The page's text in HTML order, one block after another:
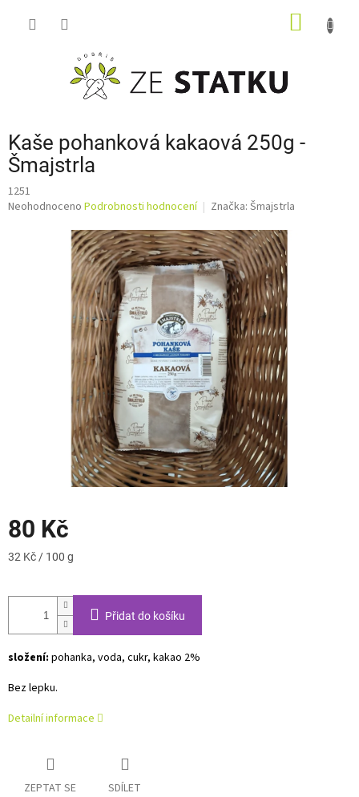
Kaše pohanková kakaová 250g -
Šmajstrla
1251
Průměrné
Neohodnoceno Podrobnosti hodnocení Značka: Šmajstrla
80 Kč
Měrná
32 Kč / 100 g
Přidat do košíku
složení: pohanka, voda, cukr, kakao 2%
Bez lepku.
Detailní informace
ZEPTAT SE SDÍLET